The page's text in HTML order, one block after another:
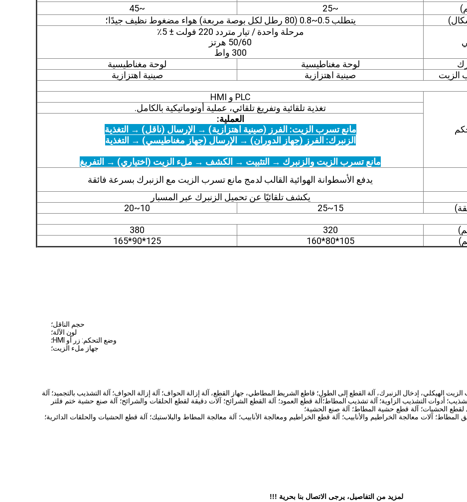
~25
~45
يتطلب 0.5~0.8 (80 رطل لكل بوصة مربعة) هواء مضغوط نظيف جيدًا؛
مرحلة واحدة / تيار متردد 220 فولت ± 5٪
50/60 هرتز
300 واط
لوحة مغناطيسية
لوحة مغناطيسية
الزيت
صينية اهتزازية صينية اهتزازية
PLC و HMI
تغذية تلقائية وتفريغ تلقائي، عملية أوتوماتيكية بالكامل.
العملية:
مانع تسرب الزيت: الفرز (صينية اهتزازية) → الإرسال (ناقل) → التغذية
الزنبرك: الفرز (جهاز الدوران) → الإرسال (جهاز مغناطيسي) → التغذية
مانع تسرب الزيت والزنبرك → التثبيت → الكشف → ملء الزيت (اختياري) → التفريغ
يدفع الأسطوانة الهوائية القالب لدمج مانع تسرب الزيت مع الزنبرك بسرعة فائقة
يكشف تلقائيًا عن تحميل الزنبرك عبر المسبار
15~25
10~20
320
380
105*80*160
125*90*165
حجم الناقل؛
لون الآلة؛
وضع التحكم: زر أو HMI؛
جهاز ملء الزيت؛
الهيكلي، إدخال الزنبرك، آلة القطع إلى الطول؛ قاطع الشريط المطاطي، جهاز القطع، آلة إزالة الحواف؛ آلة إزالة الحواف؛ آلة التشذيب بالتجميد؛ آلة
أدوات التشذيب الزاوية؛ آلة تشذيب المطاط؛آلة قطع العمود؛ آلة القطع الشرائح؛ آلات دقيقة لقطع الحلقات والشرائح؛ آلة صنع حشية ختم فلتر
لقطع الحشيات؛ آلة قطع حشية المطاط؛ آلة صنع الحشية؛
آلات معالجة الخراطيم والأنابيب؛ آلة قطع الخراطيم ومعالجة الأنابيب؛ آلة معالجة المطاط والبلاستيك؛ آلة قطع الحشيات والحلقات الدائرية؛
لمزيد من التفاصيل، يرجى الاتصال بنا بحرية !!!